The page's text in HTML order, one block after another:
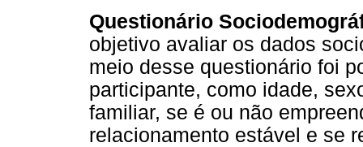
Questionário
objetivo avaliar os dados
meio desse questionário foi
participante, como idade,
familiar, se é ou não
relacionamento estável e se